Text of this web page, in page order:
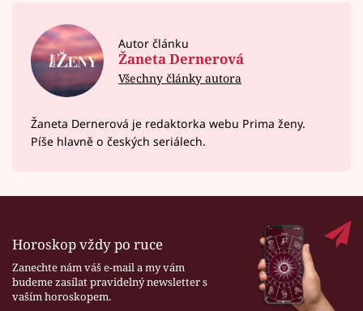
Autor článku
Žaneta Dernerová
Všechny články autora
Žaneta Dernerová je redaktorka webu Prima ženy.
Píše hlavně o českých seriálech.
Horoskop vždy po ruce
Zanechte nám váš e-mail a my vám
budeme zasílat pravidelný newsletter s
vaším horoskopem.